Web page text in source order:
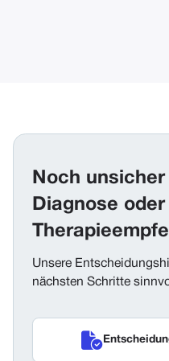
Noch
Diagnose oder
Unsere
nächsten Schritte
